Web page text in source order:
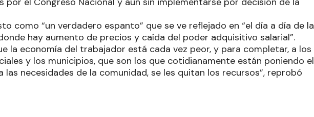
como “un verdadero espanto” que se ve reflejado en “el día a día de la
hay aumento de precios y caída del poder adquisitivo salarial”.
la economía del trabajador está cada vez peor, y para completar, a los
y los municipios, que son los que cotidianamente están poniendo el
las necesidades de la comunidad, se les quitan los recursos”, reprobó